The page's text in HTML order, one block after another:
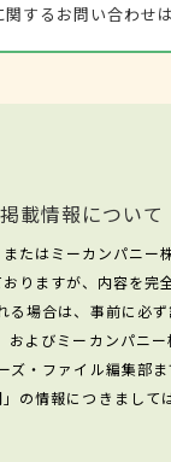
関するお問い合わせ
掲載情報について
たはミーカンパニー
りますが、内容を完
場合は、事前に必
よびミーカンパニ
・ファイル編集部
の情報につきまして